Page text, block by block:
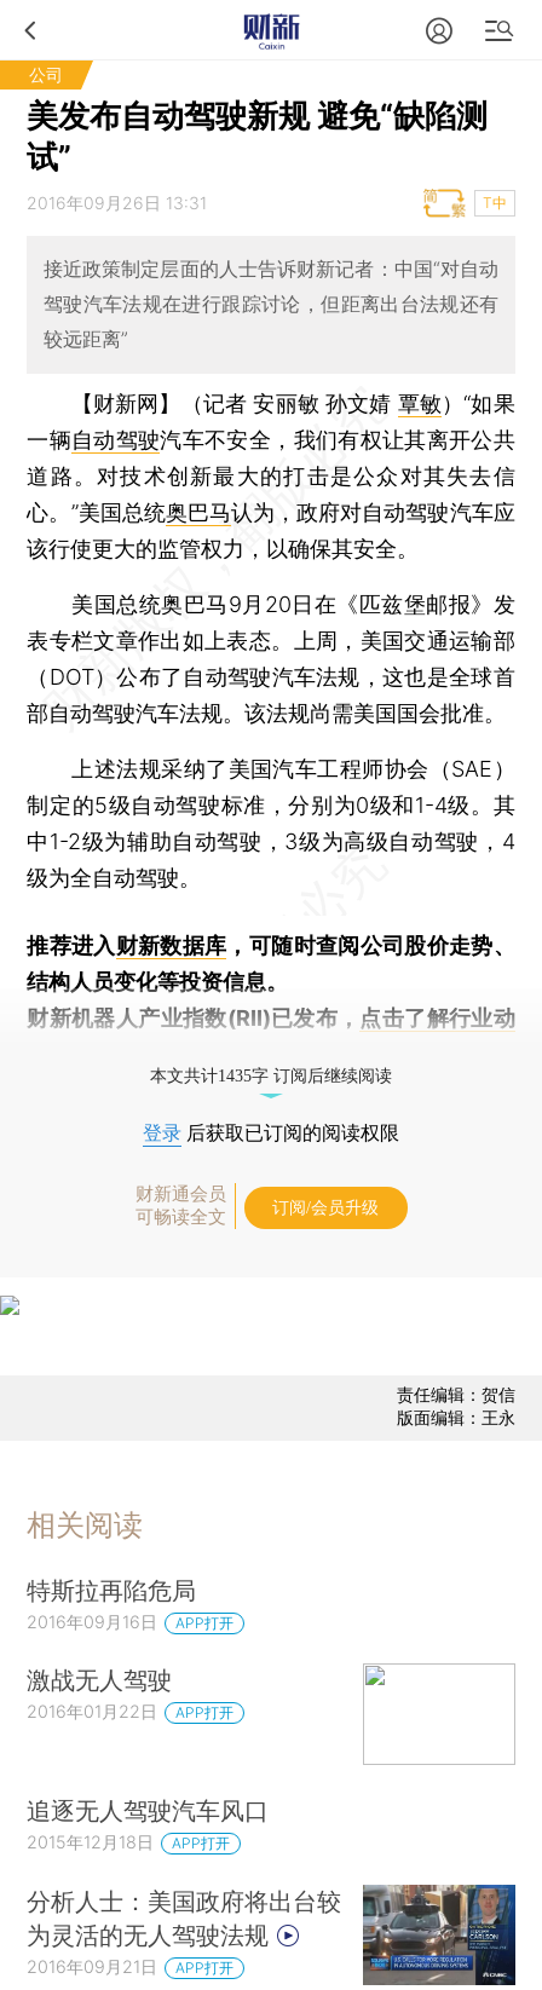
公司
美发布自动驾驶新规 避免“缺陷测
试”
2016年09月26日 13:31 T中
接近政策制定层面的人士告诉财新记者：中国“对自动
驾驶汽车法规在进行跟踪讨论，但距离出台法规还有
较远距离”
【财新网】（记者 安丽敏 孙文婧 覃敏）“如果
一辆自动驾驶汽车不安全，我们有权让其离开公共
道路。对技术创新最大的打击是公众对其失去信
心。”美国总统奥巴马认为，政府对自动驾驶汽车应
该行使更大的监管权力，以确保其安全。
美国总统奥巴马9月20日在《匹兹堡邮报》发
表专栏文章作出如上表态。上周，美国交通运输部
（DOT）公布了自动驾驶汽车法规，这也是全球首
部自动驾驶汽车法规。该法规尚需美国国会批准。
上述法规采纳了美国汽车工程师协会（SAE）
制定的5级自动驾驶标准，分别为0级和1-4级。其
中1-2级为辅助自动驾驶，3级为高级自动驾驶，4
级为全自动驾驶。
推荐进入财新数据库 ，可随时查阅公司股价走势、
结构人员变化等投资信息。
财新机器人产业指数(RII)已发布， 点击了解行业动
本文共计1435字 订阅后继续阅读
登录 后获取已订阅的阅读权限
财新通会员
可畅读全文
订阅/会员升级
责任编辑：贺信
版面编辑：王永
相关阅读
特斯拉再陷危局
2016年09月16日 APP打开
激战无人驾驶
2016年01月22日 APP打开
追逐无人驾驶汽车风口
2015年12月18日 APP打开
分析人士：美国政府将出台较
为灵活的无人驾驶法规
2016年09月21日 APP打开